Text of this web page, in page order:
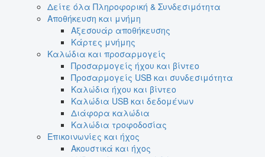
Δείτε όλα Πληροφορική & Συνδεσιμότητα
Αποθήκευση και μνήμη
Αξεσουάρ αποθήκευσης
Κάρτες μνήμης
Καλώδια και προσαρμογείς
Προσαρμογείς ήχου και βίντεο
Προσαρμογείς USB και συνδεσιμότητα
Καλώδια ήχου και βίντεο
Καλώδια USB και δεδομένων
Διάφορα καλώδια
Καλώδια τροφοδοσίας
Επικοινωνίες και ήχος
Ακουστικά και ήχος